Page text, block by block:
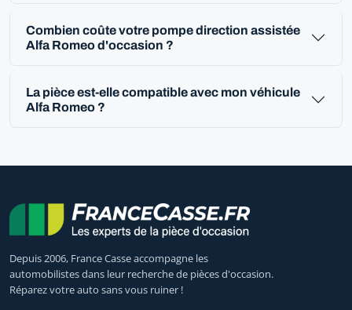
Combien coûte votre pompe direction assistée
Alfa Romeo d'occasion ?
La pièce est-elle compatible avec mon véhicule
Alfa Romeo ?
Depuis 2006, France Casse accompagne les
automobilistes dans leur recherche de pièces d'occasion.
Réparez votre auto sans vous ruiner !